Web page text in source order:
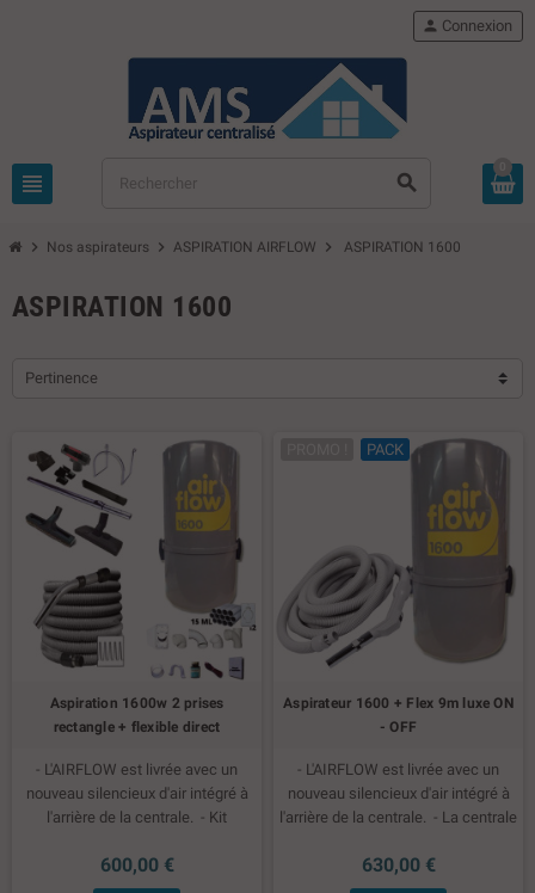
view_headline search
person Connexion
chevron_right Nos aspirateurs chevron_right ASPIRATION AIRFLOW chevron_right ASPIRATION 1600
ASPIRATION 1600
Pertinence
Aspiration 1600w 2 prises
rectangle + flexible direct
- L'AIRFLOW est livrée avec un
nouveau silencieux d'air intégré à
l'arrière de la centrale. - Kit
nettoyage plus flexible standard
600,00 €
PACK
Aspirateur 1600 + Flex 9m luxe ON
- OFF
- L'AIRFLOW est livrée avec un
nouveau silencieux d'air intégré à
l'arrière de la centrale. - La centrale
particulièrement silencieux.
630,00 €